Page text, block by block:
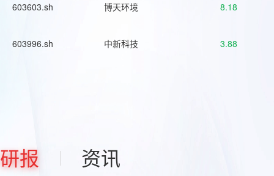
603603.sh 博天环境 8.18
603996.sh 中新科技 3.88
研报 资讯